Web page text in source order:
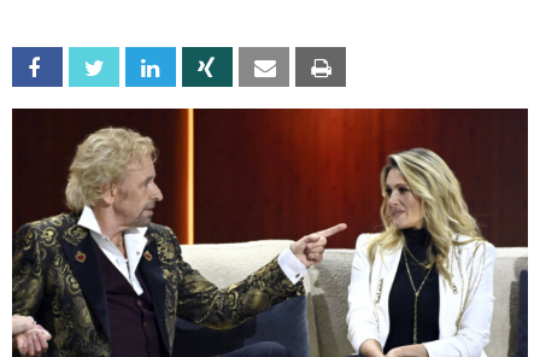
Facebook Twitter Linkedin Xing Email